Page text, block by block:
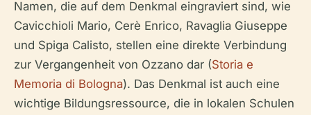
Namen, die auf dem Denkmal eingraviert sind, wie
Cavicchioli Mario, Cerè Enrico, Ravaglia Giuseppe
und Spiga Calisto, stellen eine direkte Verbindung
zur Vergangenheit von Ozzano dar (Storia e
Memoria di Bologna). Das Denkmal ist auch eine
wichtige Bildungsressource, die in lokalen Schulen